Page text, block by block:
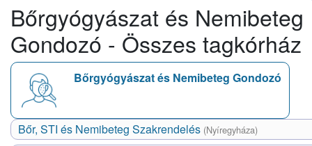
Bőrgyógyászat és Nemibeteg
Gondozó - Összes tagkórház
Bőrgyógyászat és Nemibeteg Gondozó
Bőr, STI és Nemibeteg Szakrendelés (Nyíregyháza)